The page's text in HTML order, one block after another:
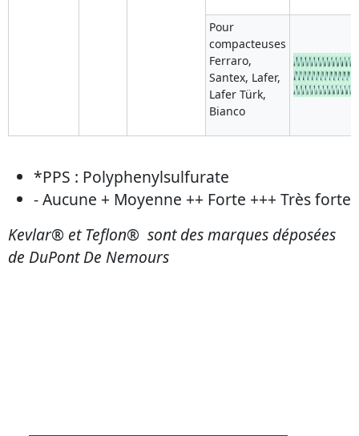
Pour
compacteuses
Ferraro,
Santex, Lafer,
Lafer Türk,
Bianco
*PPS : Polyphenylsulfurate
- Aucune + Moyenne ++ Forte +++ Très forte
Kevlar® et Teflon® sont des marques déposées
de DuPont De Nemours